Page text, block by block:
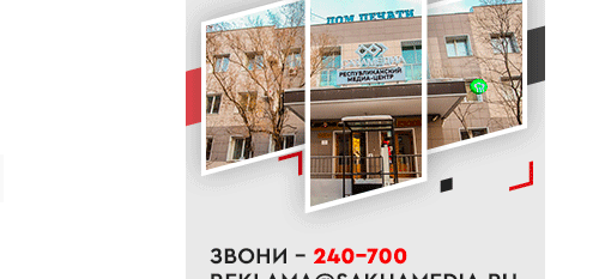
17:45
Слет молодых специалистов
Минтруда Якутии объединил
30 участников из трех
муниципалитетов
17:34
Якутяне подали более 61
тысяч заявлений на получение
17:32
«Точка будущего. Якутия»: